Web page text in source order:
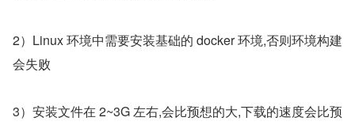
2）Linux 环境中需要安装基础的 docker 环境,否则环境构建
会失败
3）安装文件在 2~3G 左右,会比预想的大,下载的速度会比预